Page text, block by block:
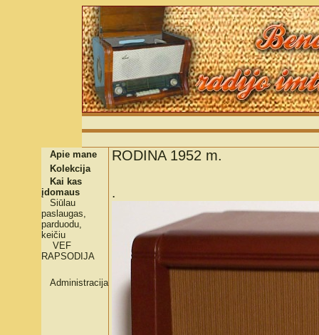
Apie mane
Kolekcija
Kai kas
įdomaus
Siūlau
paslaugas,
parduodu,
keičiu
VEF
RAPSODIJA
Administracija
RODINA 1952 m.
.